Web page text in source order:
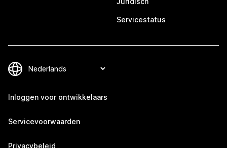
Servicestatus
Inloggen voor ontwikkelaars
Servicevoorwaarden
Privacybeleid